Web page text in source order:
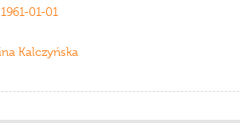
1961-01-01
Kalczyńska